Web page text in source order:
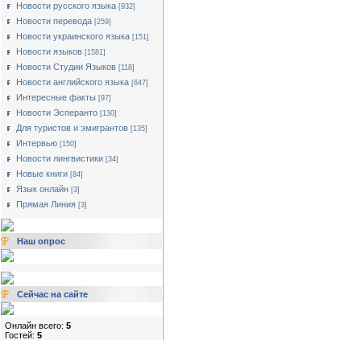
Новости русского языка [932]
Новости перевода [259]
Новости украинского языка [151]
Новости языков [1581]
Новости Студии Языков [118]
Новости английского языка [647]
Интересные факты [97]
Новости Эсперанто [130]
Для туристов и эмигрантов [135]
Интервью [150]
Новости лингвистики [34]
Новые книги [84]
Язык онлайн [3]
Прямая Линия [3]
Наш опрос
Сейчас на сайте
Онлайн всего: 5
Гостей: 5